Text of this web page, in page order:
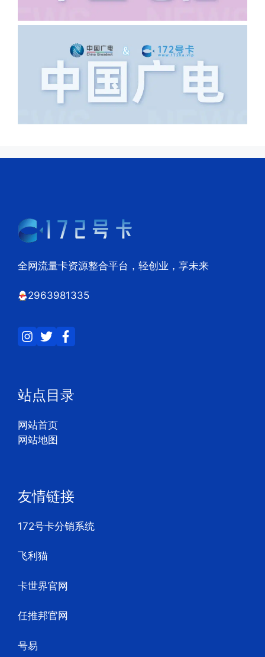
全网流量卡资源整合平台，轻创业，享未来
2963981335
站点目录
网站首页
网站地图
友情链接
172号卡分销系统
飞利猫
卡世界官网
任推邦官网
号易